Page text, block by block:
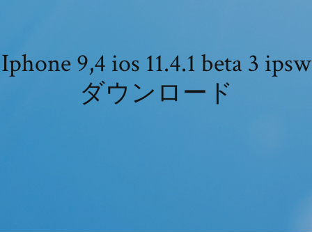
Iphone 9,4 ios 11.4.1 beta 3 ipsw
ダウンロード